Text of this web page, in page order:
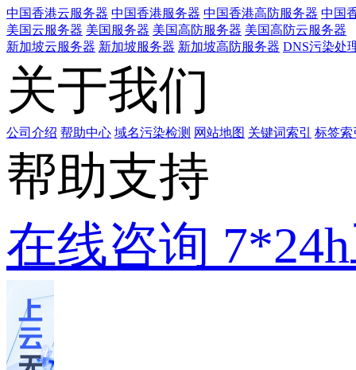
中国香港云服务器 中国香港服务器 中国香港高防服务器 中国
美国云服务器 美国服务器 美国高防服务器 美国高防云服务器
新加坡云服务器 新加坡服务器 新加坡高防服务器 DNS污染处
关于我们
公司介绍 帮助中心 域名污染检测 网站地图 关键词索引 标签索
帮助支持
在线咨询